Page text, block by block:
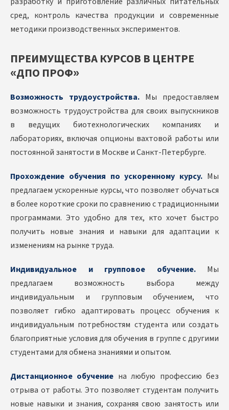
сред, контроль качества продукции и современные
методики производственных экспериментов.
ПРЕИМУЩЕСТВА КУРСОВ В ЦЕНТРЕ
«ДПО ПРОФ»
Возможность трудоустройства. Мы предоставляем
возможность трудоустройства для своих выпускников
в ведущих биотехнологических компаниях и
лабораториях, включая опционы вахтовой работы или
постоянной занятости в Москве и Санкт-Петербурге.
Прохождение обучения по ускоренному курсу. Мы
предлагаем ускоренные курсы, что позволяет обучаться
в более короткие сроки по сравнению с традиционными
программами. Это удобно для тех, кто хочет быстро
получить новые знания и навыки для адаптации к
изменениям на рынке труда.
Индивидуальное и групповое обучение.Мы
предлагаем возможность выбора между
индивидуальным и групповым обучением, что
позволяет гибко адаптировать процесс обучения к
индивидуальным потребностям студента или создать
благоприятные условия для обучения в группе с другими
студентами для обмена знаниями и опытом.
Дистанционное обучение на любую профессию без
отрыва от работы. Это позволяет студентам получить
новые навыки и знания, сохраняя свою занятость или